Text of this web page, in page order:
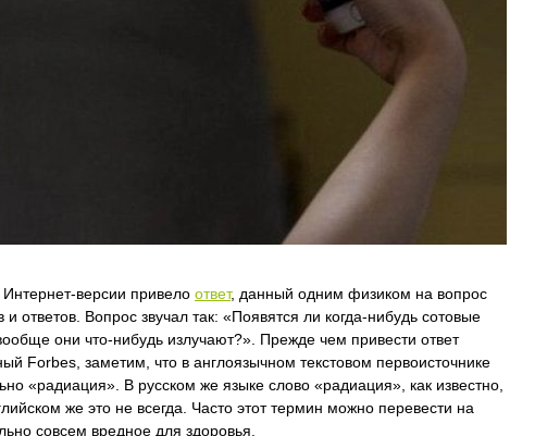
версии привело ответ, данный одним физиком на вопрос
ответов. Вопрос звучал так: «Появятся ли когда-нибудь сотовые
они что-нибудь излучают?». Прежде чем привести ответ
Forbes, заметим, что в англоязычном текстовом первоисточнике
«радиация». В русском же языке слово «радиация», как известно,
же это не всегда. Часто этот термин можно перевести на
совсем вредное для здоровья.